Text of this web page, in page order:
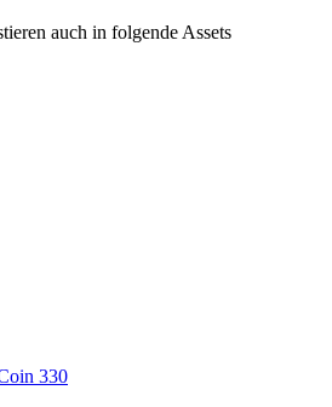
auch in folgende Assets
330